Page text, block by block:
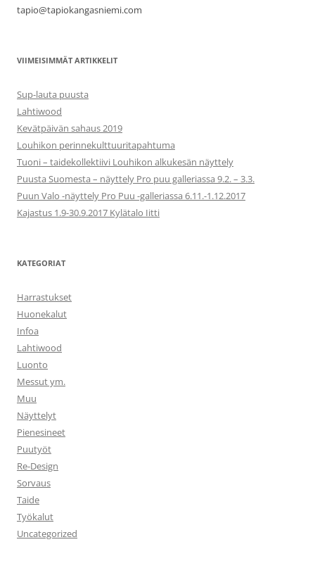
tapio@tapiokangasniemi.com
VIIMEISIMMÄT ARTIKKELIT
Sup-lauta puusta
Lahtiwood
Kevätpäivän sahaus 2019
Louhikon perinnekulttuuritapahtuma
Tuoni – taidekollektiivi Louhikon alkukesän näyttely
Puusta Suomesta – näyttely Pro puu galleriassa 9.2. – 3.3.
Puun Valo -näyttely Pro Puu -galleriassa 6.11.-1.12.2017
Kajastus 1.9-30.9.2017 Kylätalo Iitti
KATEGORIAT
Harrastukset
Huonekalut
Infoa
Lahtiwood
Luonto
Messut ym.
Muu
Näyttelyt
Pienesineet
Puutyöt
Re-Design
Sorvaus
Taide
Työkalut
Uncategorized